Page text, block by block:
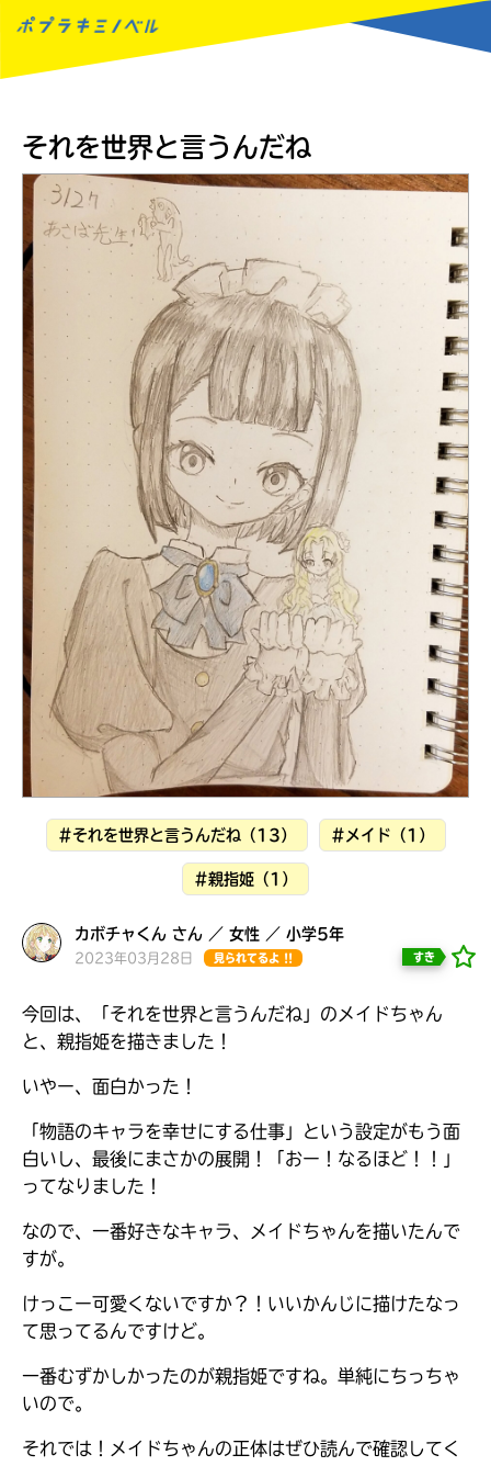
見つかる
できる掲示板
出会える
それを世界と言うんだね
#それを世界と言うんだね（13） #メイド（1）
#親指姫（1）
カボチャくん さん ／ 女性 ／ 小学5年
2023年03月28日 見られてるよ !! すき
今回は、「それを世界と言うんだね」のメイドちゃん
と、親指姫を描きました！
いやー、面白かった！
「物語のキャラを幸せにする仕事」という設定がもう面
白いし、最後にまさかの展開！「おー！なるほど！！」
ってなりました！
なので、一番好きなキャラ、メイドちゃんを描いたんで
すが。
けっこー可愛くないですか？！いいかんじに描けたなっ
て思ってるんですけど。
一番むずかしかったのが親指姫ですね。単純にちっちゃ
いので。
それでは！メイドちゃんの正体はぜひ読んで確認してく